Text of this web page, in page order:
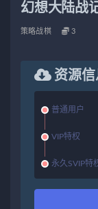
幻想大陆战
策略战棋 3
资源信
普通用户
VIP特权
永久SVIP特